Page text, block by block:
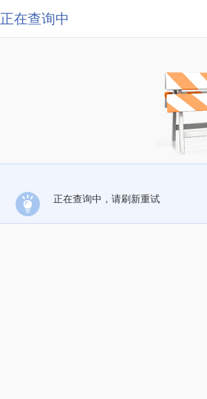
正在查询中
正在查询中，请刷新重试